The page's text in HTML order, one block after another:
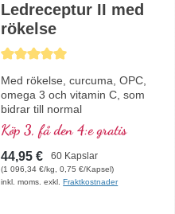
Genomsnittligt betyg på 5 av 5 stjärnor
Ledreceptur II med
rökelse
Med rökelse, curcuma, OPC,
omega 3 och vitamin C, som
bidrar till normal
kollagenbildning för normal
broskfunktion. För specifik
tillförsel till de broskiga
ledstrukturerna.
Köp 3, få den 4:e gratis
44,95 € 60 Kapslar
(1 096,34 €/kg, 0,75 €/Kapsel)
inkl. moms. exkl.Fraktkostnader